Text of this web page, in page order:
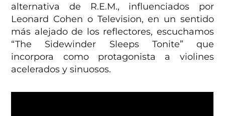
alternativa de R.E.M., influenciados por
Leonard Cohen o Television, en un sentido
más alejado de los reflectores, escuchamos
“The Sidewinder Sleeps Tonite” que
incorpora como protagonista a violines
acelerados y sinuosos.